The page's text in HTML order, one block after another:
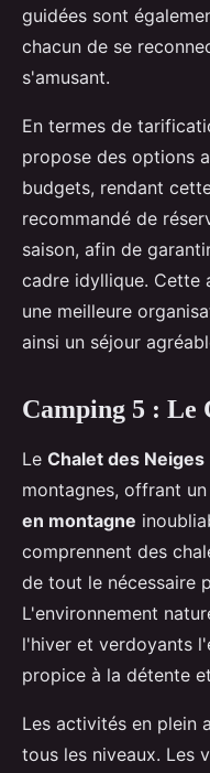
guidées sont
chacun de se
s'amusant.
En termes de
propose des options
budgets, rendant
recommandé de
saison, afin de
cadre idyllique. Cette
une meilleure
ainsi un séjour
Camping 5 : Le
Le Chalet des Neiges
montagnes, offrant
en montagne
comprennent des
de tout le nécessaire
L'environnement
l'hiver et verdoyants
propice à la détente
Les activités en plein
tous les niveaux. Les